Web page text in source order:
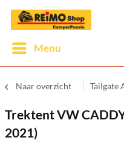
Menu
Naar overzicht Tailgate
Trektent VW
2021)